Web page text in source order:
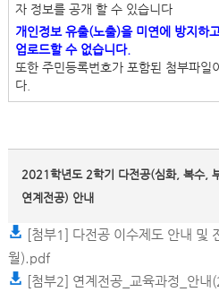
자 정보를 공개 할 수 있습니다
개인정보 유출(노출)을 미연에 방지하
업로드할 수 없습니다.
또한 주민등록번호가 포함된 첨부파일
다.
2021학년도 2학기 다전공(심화, 복수,
연계전공) 안내
[첨부1] 다전공 이수제도 안내 및
월).pdf
[첨부2] 연계전공_교육과정_안